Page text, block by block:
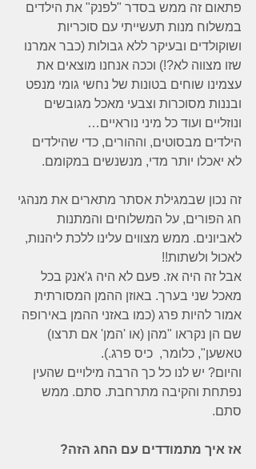
פתאום זה ממש בסדר "לפנק" את הילדים
במשלוח מנות תעשייתי עם סוכריות
ושוקולדים ובעיקר ללא גבולות (כבר אמרנו
שזו מצווה לא?!) וככה אנחנו מוצאים את
עצמינו שוחים בטונות של נחשי גומי מנפט
ובננות מסוכרות וצבעי מאכל מגובשים
ונוזליים ועוד כל מיני נוראיים…
הילדים מבסוטים, וההורים, כדי שהילדים
לא יאכלו יותר מדי, מנשנשים במקומם.
זה נכון שבמגילת אסתר מתארים את מנהגי
חג הפורים, על המשלוחים והמתנות
לאביונים. ממש מצווים עלינו ללכת ליהנות,
לאכול ולשתות!!
אבל זה היה אז. פעם לא היה ג'אנק בכל
מאכל שני בערך. באוזן ההמן המסורתית
אמור להיות פרג (כמו באזני ההמן באירופה
שם הן נקראו "מהן (או 'המן' אם תרצו)
טאשען", כלומר,  כיס פרג.).
והיום? יש לנו כל כך הרבה מילויים שהעין
נפתחת והקיבה מתרחבת. סתם. ממש
סתם.
אז איך מתמודדים עם החג הזה?